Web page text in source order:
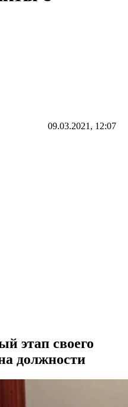
09.03.2021, 12:07
этап своего
должности